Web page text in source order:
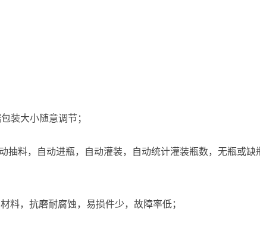
装大小随意调节；
料，自动进瓶，自动灌装，自动统计灌装瓶数，无瓶或缺
，抗磨耐腐蚀，易损件少，故障率低；